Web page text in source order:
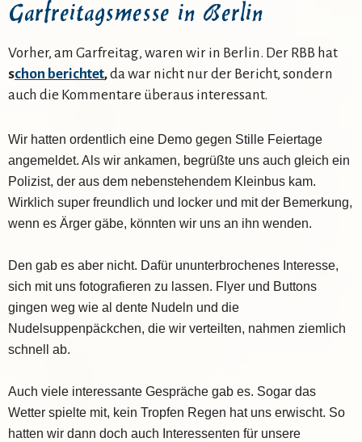
Garfreitagsmesse in Berlin
Vorher, am Garfreitag, waren wir in Berlin. Der RBB hat
schon berichtet,da war nicht nur der Bericht, sondern
auch die Kommentare überaus interessant.
Wir hatten ordentlich eine Demo gegen Stille Feiertage
angemeldet. Als wir ankamen, begrüßte uns auch gleich ein
Polizist, der aus dem nebenstehendem Kleinbus kam.
Wirklich super freundlich und locker und mit der Bemerkung,
wenn es Ärger gäbe, könnten wir uns an ihn wenden.
Den gab es aber nicht. Dafür ununterbrochenes Interesse,
sich mit uns fotografieren zu lassen. Flyer und Buttons
gingen weg wie al dente Nudeln und die
Nudelsuppenpäckchen, die wir verteilten, nahmen ziemlich
schnell ab.
Auch viele interessante Gespräche gab es. Sogar das
Wetter spielte mit, kein Tropfen Regen hat uns erwischt. So
hatten wir dann doch auch Interessenten für unsere